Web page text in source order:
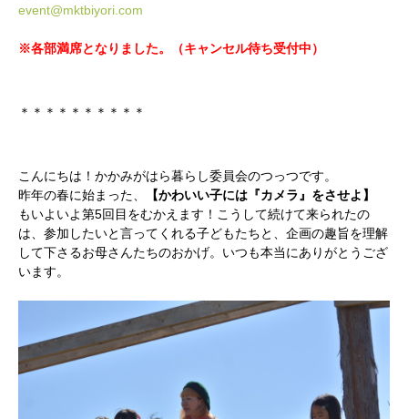
event@mktbiyori.com
※各部満席となりました。（キャンセル待ち受付中）
＊＊＊＊＊＊＊＊＊＊
こんにちは！かかみがはら暮らし委員会のつっつです。
昨年の春に始まった、
【かわいい子には『カメラ』をさせよ】
もいよいよ第5回目をむかえます！こうして続けて来られたの
は、参加したいと言ってくれる子どもたちと、企画の趣旨を理解
して下さるお母さんたちのおかげ。いつも本当にありがとうござ
います。